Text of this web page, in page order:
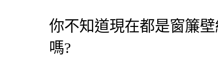
你不知道現在都是窗簾
嗎?